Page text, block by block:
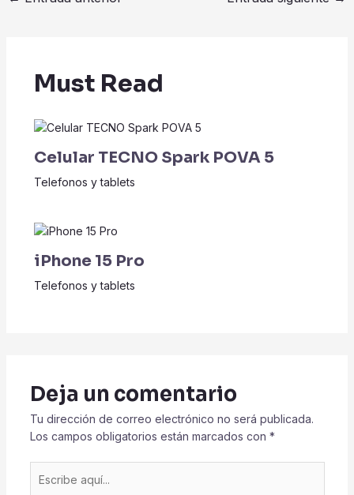
Must Read
Celular TECNO Spark POVA 5
Telefonos y tablets
iPhone 15 Pro
Telefonos y tablets
Deja un comentario
Tu dirección de correo electrónico no será publicada.
Los campos obligatorios están marcados con *
aquí...